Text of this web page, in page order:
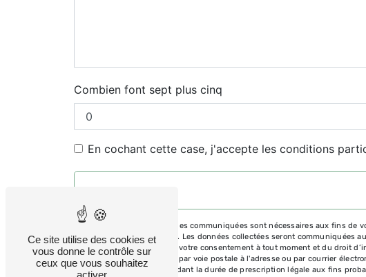
Combien font sept plus cinq
En cochant cette case, j'accepte les conditions
** Les données personnelles communiquées sont nécessaires aux fins
répondre à votre message. Les données collectées seront communiquées
d’opposition, de retrait de votre consentement à tout moment et du droit
pouvez exercer ces droits par voie postale à l'adresse ou par courrier
prise de contact puis pendant la durée de prescription légale aux fins
Ce site utilise des cookies et
vous donne le contrôle sur
ceux que vous souhaitez
activer